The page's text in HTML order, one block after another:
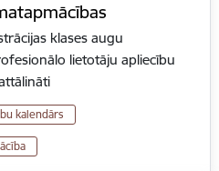
klases augu
lietotāju apliecību
kalendārs